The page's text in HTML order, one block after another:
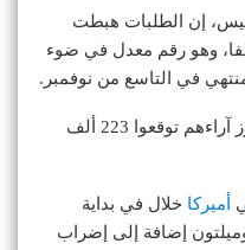
إن الطلبات هبطت
أربعة آلاف لتصل إلى 217 ألفا، وهو رقم معدل في ضوء
في التاسع من نوفمبر.
وكان خبراء اقتصاد استطلعت رويترز آراءهم توقعوا 223 ألف
أميركا خلال في بداية
إضافة إلى إضراب